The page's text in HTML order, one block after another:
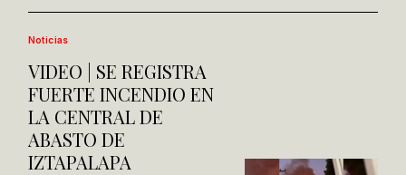
Noticias
VIDEO | SE REGISTRA
FUERTE INCENDIO EN
LA CENTRAL DE
ABASTO DE
IZTAPALAPA